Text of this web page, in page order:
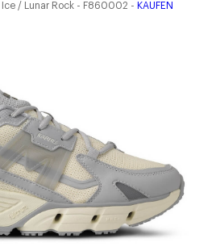
Ice / Lunar Rock - F860002 - KAUFEN